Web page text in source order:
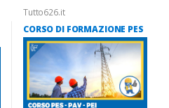
Tutto626.it
CORSO DI FORMAZIONE PES